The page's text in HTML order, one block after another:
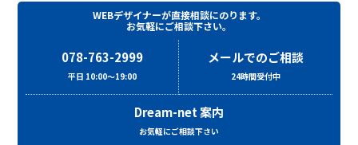
WEBデザイナーが直接相談にのります。
お気軽にご相談下さい。
078-763-2999
平日 10:00～19:00
メールでのご相談
24時間受付中
Dream-net 案内
お気軽にご相談下さい